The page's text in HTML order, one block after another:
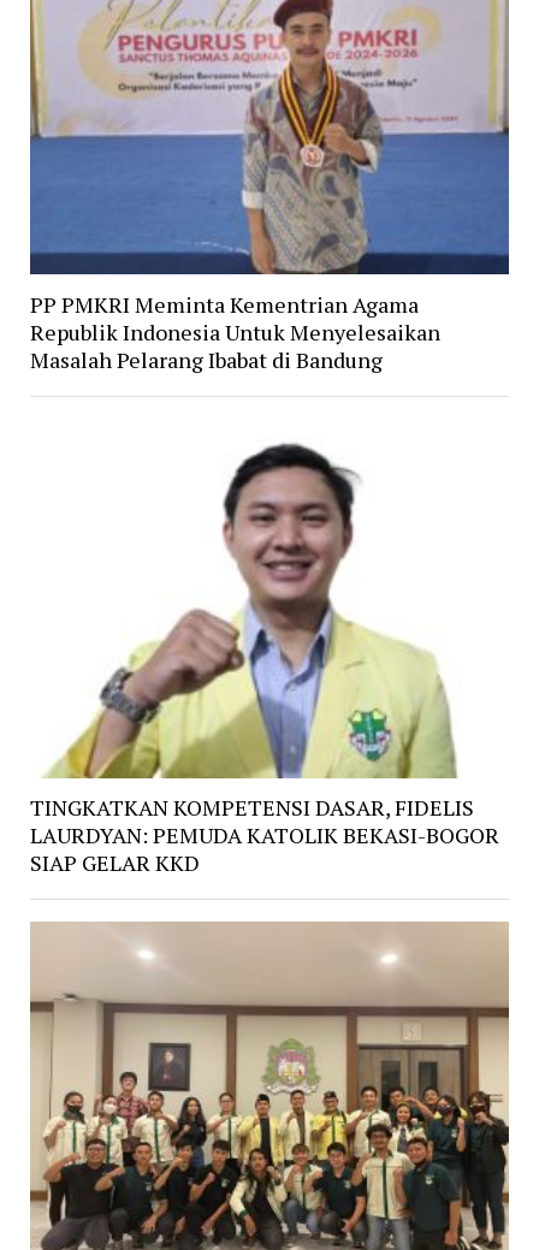
PP PMKRI Meminta Kementrian Agama
Republik Indonesia Untuk Menyelesaikan
Masalah Pelarang Ibabat di Bandung
TINGKATKAN KOMPETENSI DASAR, FIDELIS
LAURDYAN: PEMUDA KATOLIK BEKASI-BOGOR
SIAP GELAR KKD